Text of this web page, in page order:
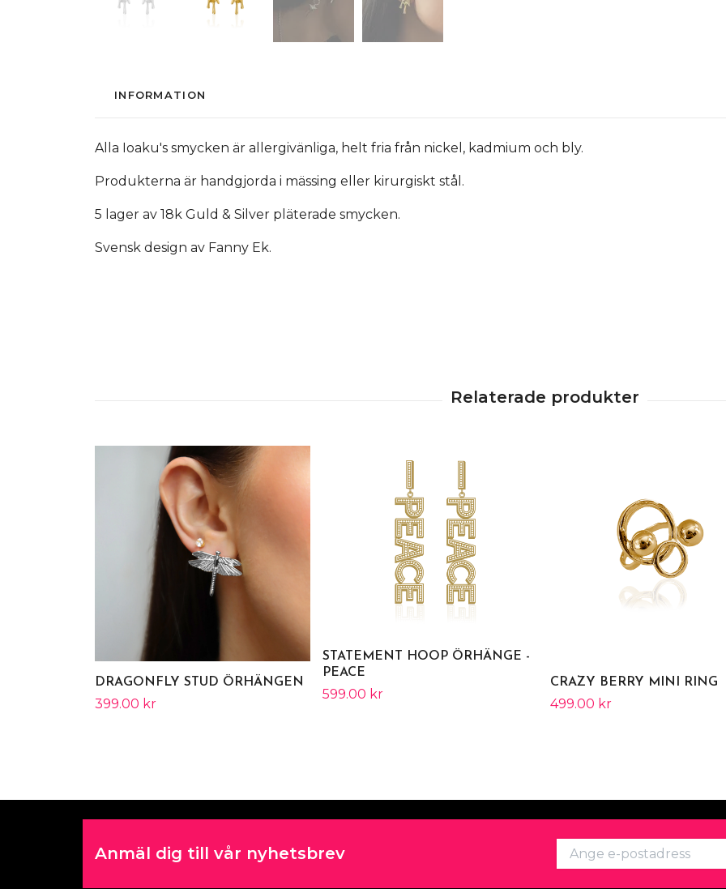
INFORMATION
Alla Ioaku's smycken är allergivänliga, helt fria från nickel, kadmium och bly.
Produkterna är handgjorda i mässing eller kirurgiskt stål.
5 lager av 18k Guld & Silver pläterade smycken.
Svensk design av Fanny Ek.
DRAGONFLY STUD ÖRHÄNGEN
399.00 kr
STATEMENT HOOP ÖRHÄNGE -
PEACE
599.00 kr
CRAZY BERRY MINI RING
499.00 kr
Anmäl dig till vår nyhetsbrev